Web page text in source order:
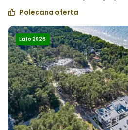
Polecana oferta
Lato 2026